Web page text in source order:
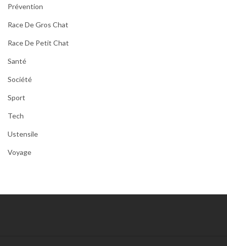
Prévention
Race De Gros Chat
Race De Petit Chat
Santé
Société
Sport
Tech
Ustensile
Voyage